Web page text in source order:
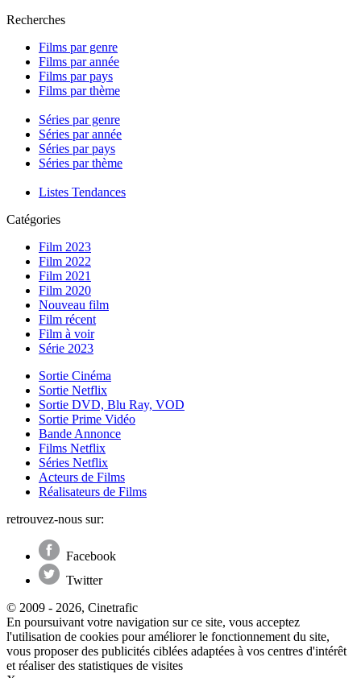
Recherches
Films par genre
Films par année
Films par pays
Films par thème
Séries par genre
Séries par année
Séries par pays
Séries par thème
Listes Tendances
Catégories
Film 2023
Film 2022
Film 2021
Film 2020
Nouveau film
Film récent
Film à voir
Série 2023
Sortie Cinéma
Sortie Netflix
Sortie DVD, Blu Ray, VOD
Sortie Prime Vidéo
Bande Annonce
Films Netflix
Séries Netflix
Acteurs de Films
Réalisateurs de Films
retrouvez-nous sur:
Facebook
Twitter
© 2009 - 2026, Cinetrafic
En poursuivant votre navigation sur ce site, vous acceptez
l'utilisation de cookies pour améliorer le fonctionnement du site,
vous proposer des publicités ciblées adaptées à vos centres d'intérêt
et réaliser des statistiques de visites